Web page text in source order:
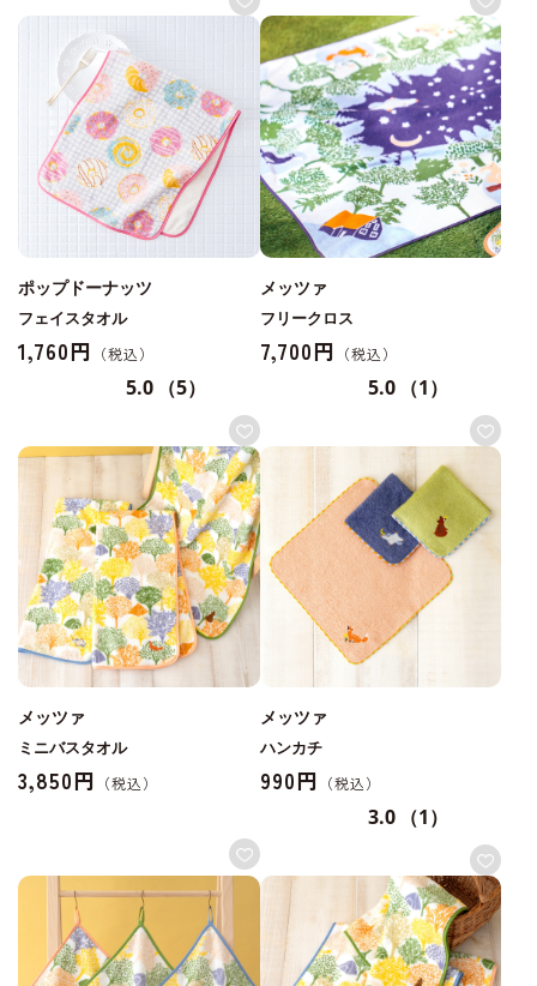
ポップドーナッツ
フェイスタオル
1,760円
5.0 （5）
メッツァ
フリークロス
7,700円
5.0 （1）
メッツァ
ミニバスタオル
3,850円
メッツァ
ハンカチ
990円
3.0 （1）